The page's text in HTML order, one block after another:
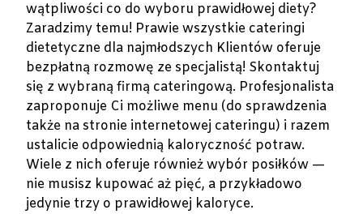
wątpliwości co do wyboru prawidłowej diety?
Zaradzimy temu! Prawie wszystkie cateringi
dietetyczne dla najmłodszych Klientów oferuje
bezpłatną rozmowę ze specjalistą! Skontaktuj
się z wybraną firmą cateringową. Profesjonalista
zaproponuje Ci możliwe menu (do sprawdzenia
także na stronie internetowej cateringu) i razem
ustalicie odpowiednią kaloryczność potraw.
Wiele z nich oferuje również wybór posiłków —
nie musisz kupować aż pięć, a przykładowo
jedynie trzy o prawidłowej kaloryce.